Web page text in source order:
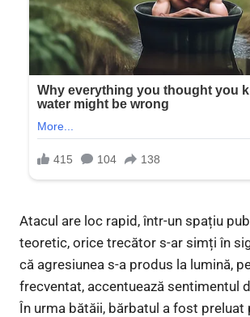
Atacul are loc rapid, într-un spațiu
teoretic, orice trecător s-ar simți în
că agresiunea s-a produs la lumină,
frecventat, accentuează sentimentul
În urma bătăii, bărbatul a fost preluat